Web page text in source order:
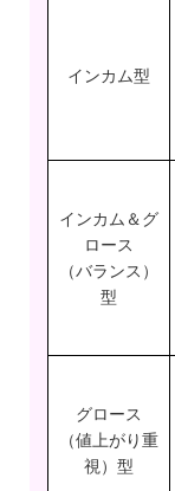
インカム型
インカム＆グ
ロース
（バランス）
型
グロース
（値上がり重
視）型